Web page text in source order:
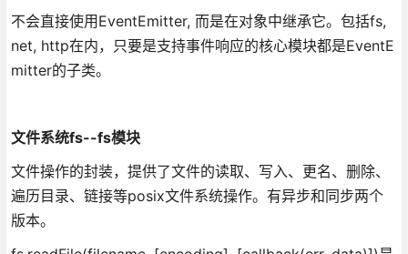
不会直接使用EventEmitter, 而是在对象中继承它。包括fs,
net, http在内，只要是支持事件响应的核心模块都是EventE
mitter的子类。
文件系统fs--fs模块
文件操作的封装，提供了文件的读取、写入、更名、删除、
遍历目录、链接等posix文件系统操作。有异步和同步两个
版本。